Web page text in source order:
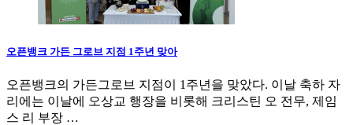
오픈뱅크 가든 그로브 지점 1주년 맞아
오픈뱅크의 가든그로브 지점이 1주년을 맞았다. 이날 축하 자
리에는 이날에 오상교 행장을 비롯해 크리스틴 오 전무, 제임
스 리 부장 …